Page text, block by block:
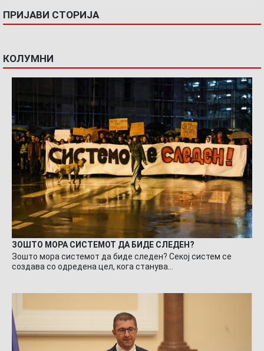
ПРИЈАВИ СТОРИЈА
КОЛУМНИ
ЗОШТО МОРА СИСТЕМОТ ДА БИДЕ СЛЕДЕН?
Зошто мора системот да биде следен? Секој систем се
создава со одредена цел, кога станува…